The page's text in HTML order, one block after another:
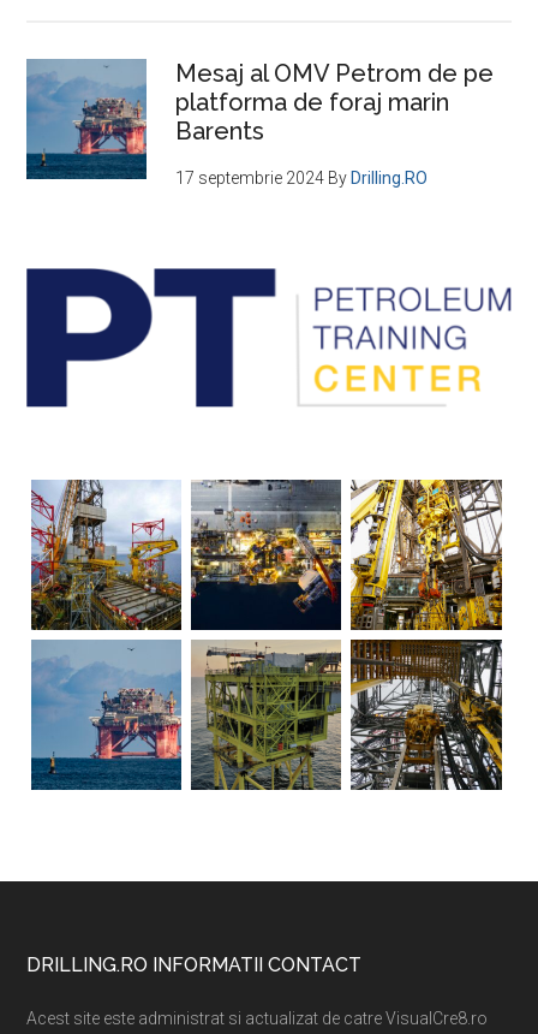
Mesaj al OMV Petrom de pe
platforma de foraj marin
Barents
17 septembrie 2024 By Drilling.RO
Footer
DRILLING.RO INFORMATII CONTACT
Acest site este administrat si actualizat de catre VisualCre8.ro